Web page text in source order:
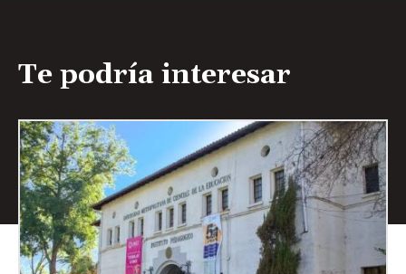
Te podría interesar